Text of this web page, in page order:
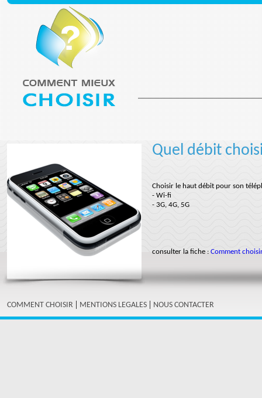
Quel débit
Choisir le haut débit pour son
- Wi-fi
- 3G, 4G, 5G
consulter la fiche : Comment
COMMENT CHOISIR | MENTIONS LEGALES | NOUS CONTACTER